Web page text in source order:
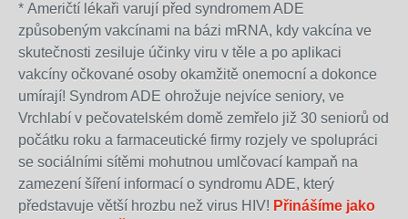
* Američtí lékaři varují před syndromem ADE
způsobeným vakcínami na bázi mRNA, kdy vakcína ve
skutečnosti zesiluje účinky viru v těle a po aplikaci
vakcíny očkované osoby okamžitě onemocní a dokonce
umírají! Syndrom ADE ohrožuje nejvíce seniory, ve
Vrchlabí v pečovatelském domě zemřelo již 30 seniorů od
počátku roku a farmaceutické firmy rozjely ve spolupráci
se sociálními sítěmi mohutnou umlčovací kampaň na
zamezení šíření informací o syndromu ADE, který
představuje větší hrozbu než virus HIV! Přinášíme jako